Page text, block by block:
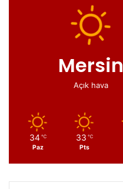
Mersin
Açık hava
34 ℃
Paz
33 ℃
Pts